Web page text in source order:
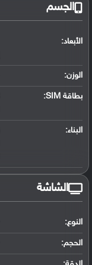
الجسم
الأبعاد:
الوزن:
بطاقة SIM:
البناء:
الشاشة
النوع:
الحجم: